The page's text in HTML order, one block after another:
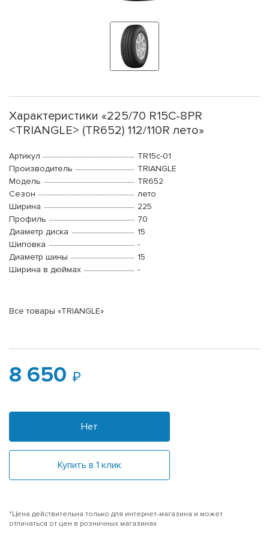
Характеристики «225/70 R15C-8PR
<TRIANGLE> (TR652) 112/110R лето»
Артикул
TR15c-01
Производитель
TRIANGLE
Модель
TR652
Сезон
лето
Ширина
225
Профиль
70
Диаметр диска
15
Шиповка
-
Диаметр шины
15
Ширина в дюймах
-
Все товары «TRIANGLE»
8 650
Нет
Купить в 1 клик
*Цена действительна только для интернет-магазина и может
отличаться от цен в розничных магазинах